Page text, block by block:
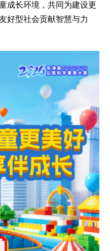
成长环境，共同为建设更
好型社会贡献智慧与力